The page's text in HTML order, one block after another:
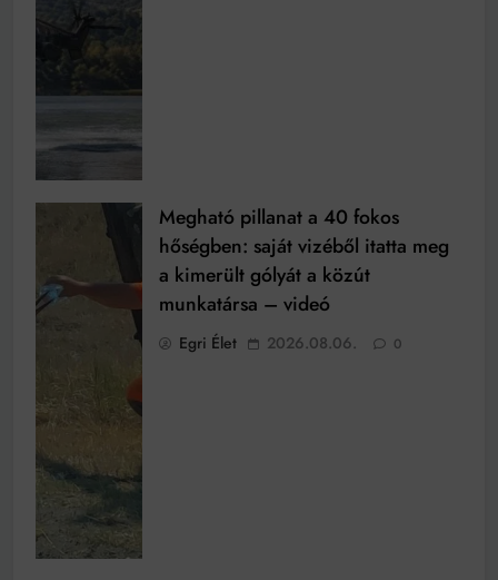
Megható pillanat a 40 fokos
hőségben: saját vizéből itatta meg
a kimerült gólyát a közút
munkatársa – videó
Egri Élet 2026.08.06. 0